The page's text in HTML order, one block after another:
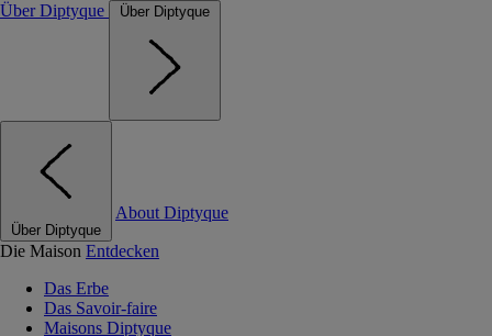
Über Diptyque
Über Diptyque
Über Diptyque
About Diptyque
Die Maison Entdecken
Das Erbe
Das Savoir-faire
Maisons Diptyque